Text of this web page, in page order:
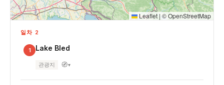
Leaflet | ©OpenStreetMap
일차 2
1 Lake Bled
관광지 🧭▾